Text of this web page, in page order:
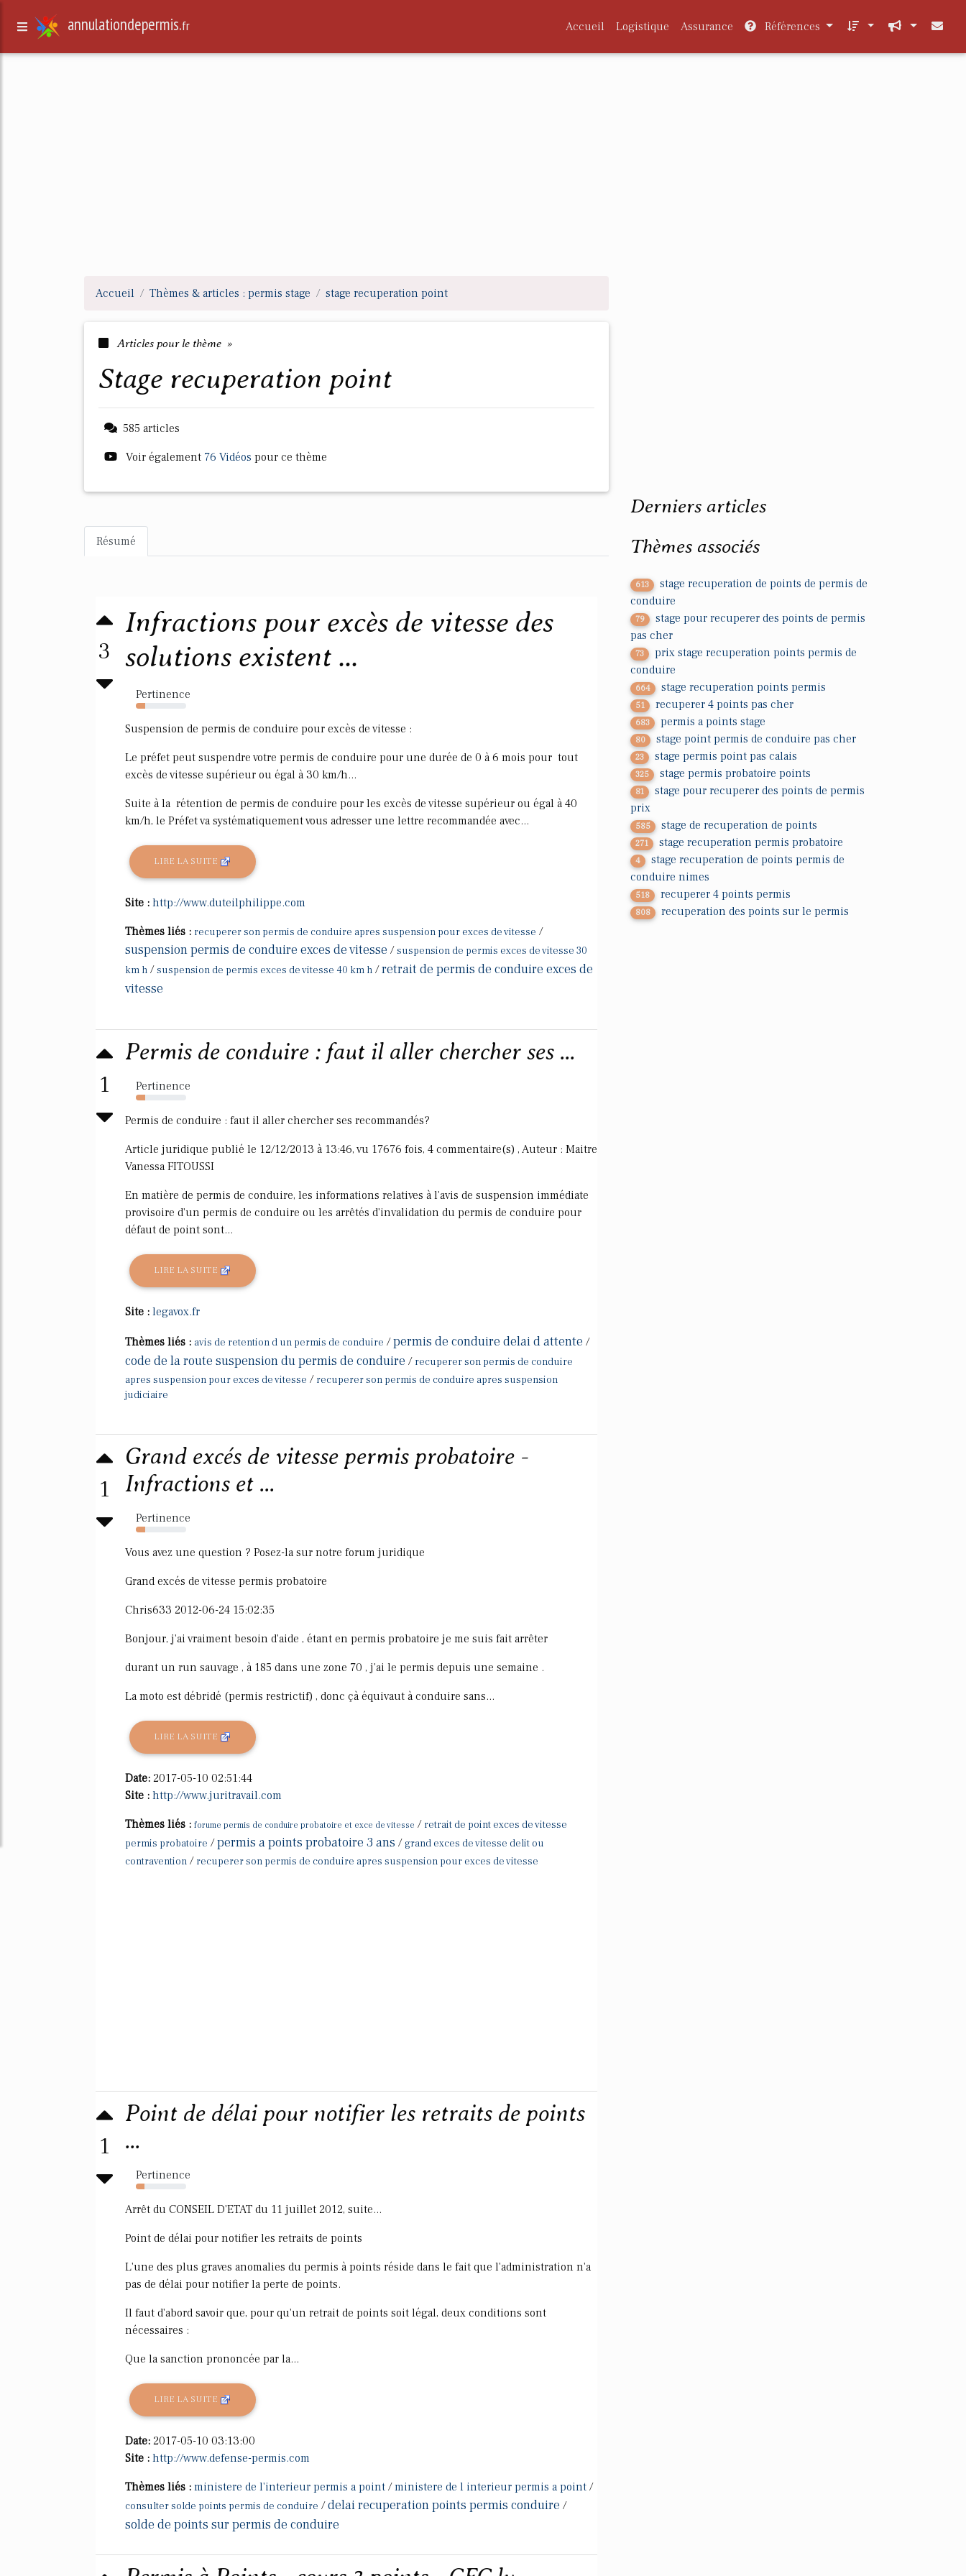
annulationdepermis.fr Accueil Logistique Assurance Références
Accueil Thèmes & articles : permis stage stage recuperation point
Articles pour le thème »
stage recuperation point
585 articles
Voir également 76 Vidéos pour ce thème
Résumé
3
Infractions pour excès de vitesse des
solutions existent ...
Pertinence
19%
Suspension de permis de conduire pour excès de vitesse :
Le préfet peut suspendre votre permis de conduire pour une durée de 0 à 6 mois pour tout
excès de vitesse supérieur ou égal à 30 km/h...
Suite à la rétention de permis de conduire pour les excès de vitesse supérieur ou égal à 40
km/h, le Préfet va systématiquement vous adresser une lettre recommandée avec...
LIRE LA SUITE
Site : http://www.duteilphilippe.com
Thèmes liés : recuperer son permis de conduire apres suspension pour exces de vitesse /
suspension permis de conduire exces de vitesse /suspension de permis exces de vitesse 30
km h /suspension de permis exces de vitesse 40 km h /retrait de permis de conduire exces de
vitesse
1
Permis de conduire : faut il aller chercher ses ...
Pertinence
19%
Permis de conduire : faut il aller chercher ses recommandés?
Article juridique publié le 12/12/2013 à 13:46, vu 17676 fois, 4 commentaire(s) , Auteur : Maitre
Vanessa FITOUSSI
En matière de permis de conduire, les informations relatives à l'avis de suspension immédiate
provisoire d'un permis de conduire ou les arrêtés d'invalidation du permis de conduire pour
défaut de point sont...
LIRE LA SUITE
Site : legavox.fr
Thèmes liés : avis de retention d un permis de conduire /permis de conduire delai d attente /
code de la route suspension du permis de conduire / recuperer son permis de conduire
apres suspension pour exces de vitesse / recuperer son permis de conduire apres suspension
judiciaire
1
Grand excés de vitesse permis probatoire -
Infractions et ...
Pertinence
18%
Vous avez une question ? Posez-la sur notre forum juridique
Grand excés de vitesse permis probatoire
Chris633 2012-06-24 15:02:35
Bonjour, j'ai vraiment besoin d'aide , étant en permis probatoire je me suis fait arrêter
durant un run sauvage , à 185 dans une zone 70 , j'ai le permis depuis une semaine .
La moto est débridé (permis restrictif) , donc çà équivaut à conduire sans...
LIRE LA SUITE
Date: 2017-05-10 02:51:44
Site : http://www.juritravail.com
Thèmes liés : forume permis de conduire probatoire et exce de vitesse / retrait de point exces de vitesse
permis probatoire /permis a points probatoire 3 ans / grand exces de vitesse delit ou
contravention / recuperer son permis de conduire apres suspension pour exces de vitesse
1
Point de délai pour notifier les retraits de points
...
Pertinence
17%
Arrêt du CONSEIL D'ETAT du 11 juillet 2012, suite...
Point de délai pour notifier les retraits de points
L'une des plus graves anomalies du permis à points réside dans le fait que l'administration n'a
pas de délai pour notifier la perte de points.
Il faut d'abord savoir que, pour qu'un retrait de points soit légal, deux conditions sont
nécessaires :
Que la sanction prononcée par la...
LIRE LA SUITE
Date: 2017-05-10 03:13:00
Site : http://www.defense-permis.com
Thèmes liés : ministere de l'interieur permis a point /ministere de l interieur permis a point /
consulter solde points permis de conduire /delai recuperation points permis conduire /
solde de points sur permis de conduire
Derniers articles
Thèmes associés
613
stage recuperation de points de permis de
conduire
79
stage pour recuperer des points de permis
pas cher
73
prix stage recuperation points permis de
conduire
664 stage recuperation points permis
51 recuperer 4 points pas cher
683 permis a points stage
80 stage point permis de conduire pas cher
23 stage permis point pas calais
325 stage permis probatoire points
81
stage pour recuperer des points de permis
prix
585 stage de recuperation de points
271 stage recuperation permis probatoire
4
stage recuperation de points permis de
conduire nimes
518 recuperer 4 points permis
808 recuperation des points sur le permis